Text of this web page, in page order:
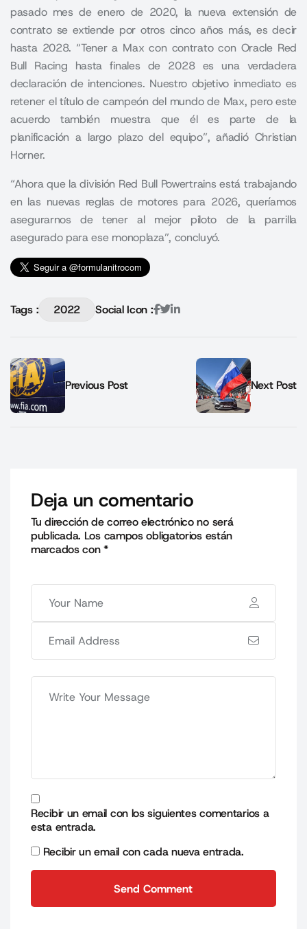
pasado mes de enero de 2020, la nueva extensión de
contrato se extiende por otros cinco años más, es decir
hasta 2028. “Tener a Max con contrato con Oracle Red
Bull Racing hasta finales de 2028 es una verdadera
declaración de intenciones. Nuestro objetivo inmediato es
retener el título de campeón del mundo de Max, pero este
acuerdo también muestra que él es parte de la
planificación a largo plazo del equipo”, añadió Christian
Horner.
“Ahora que la división Red Bull Powertrains está trabajando
en las nuevas reglas de motores para 2026, queríamos
asegurarnos de tener al mejor piloto de la parrilla
asegurado para ese monoplaza”, concluyó.
Tags : 2022 Social Icon :
Previous Post Next Post
Deja un comentario
Tu dirección de correo electrónico no será
publicada. Los campos obligatorios están
marcados con*
Recibir un email con los siguientes comentarios a
esta entrada.
Recibir un email con cada nueva entrada.
Send Comment